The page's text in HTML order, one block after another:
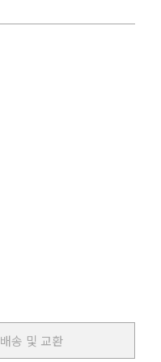
배송 및 교환